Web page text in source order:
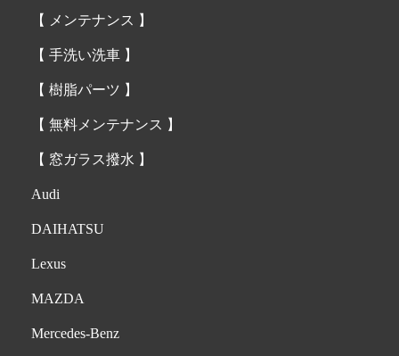
【 メンテナンス 】
【 手洗い洗車 】
【 樹脂パーツ 】
【 無料メンテナンス 】
【 窓ガラス撥水 】
Audi
DAIHATSU
Lexus
MAZDA
Mercedes-Benz